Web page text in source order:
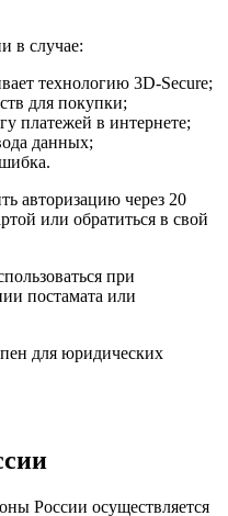
в случае:
технологию 3D-Secure;
для покупки;
платежей в интернете;
данных;
авторизацию через 20
или обратиться в свой
при
постамата или
для юридических
России осуществляется